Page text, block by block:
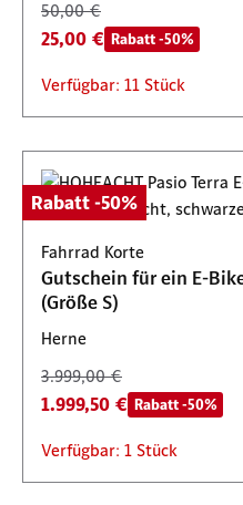
50,00 €
25,00 € Rabatt -50%
Verfügbar: 11 Stück
Rabatt -50%
Fahrrad Korte
Gutschein für ein E-
(Größe S)
Herne
3.999,00 €
1.999,50 € Rabatt -50%
Verfügbar: 1 Stück